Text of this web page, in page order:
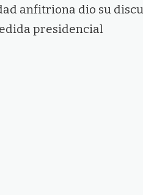
anfitriona dio su
presidencial